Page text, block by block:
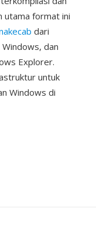
utama format ini
dari
dan
Explorer.
untuk
Windows di